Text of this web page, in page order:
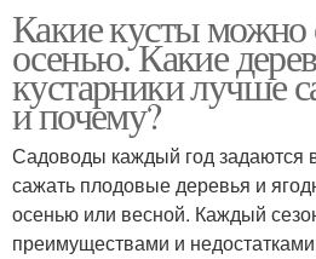
Какие кусты можно
осенью. Какие
кустарники лучше
и почему?
Садоводы каждый год задаются
сажать плодовые деревья и
осенью или весной. Каждый
преимуществами и